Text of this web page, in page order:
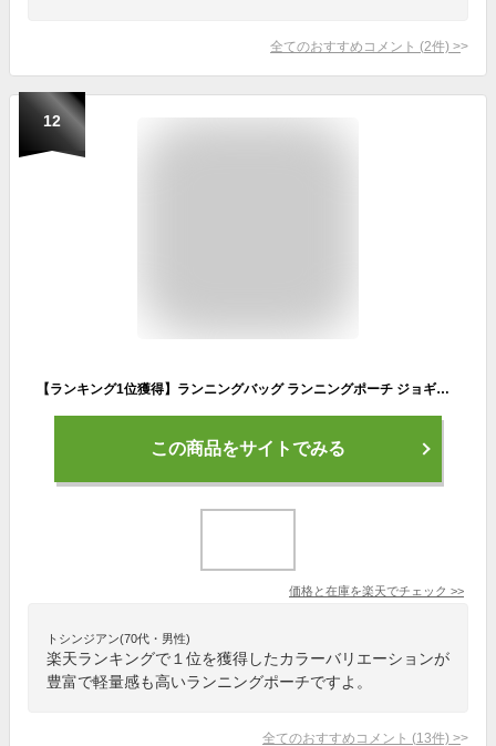
全てのおすすめコメント (2件) >
12
【ランキング1位獲得】ランニングバッグ ランニングポーチ ジョギング ポーチ ウエストバッグ ランニングボトルポーチ ジョギングバッグ ランニングウエストポーチ ウォーキングバッグ ショルダーバッグ ペットボトルポーチ ペットボトルバッグ ジョギングショルダーバッグ
この商品をサイトでみる
価格と在庫を楽天でチェック >>
トシンジアン(70代・男性)
楽天ランキングで１位を獲得したカラーバリエーションが
豊富で軽量感も高いランニングポーチですよ。
全てのおすすめコメント (13件) >